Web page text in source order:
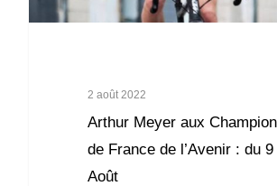
2 août 2022
Arthur Meyer aux
de France de l’Avenir : du
Août